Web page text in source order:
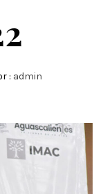
: admin